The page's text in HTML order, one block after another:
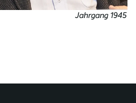
Jahrgang 1945